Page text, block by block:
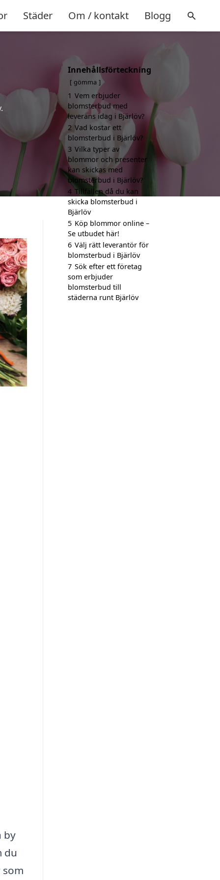
Städer Om / kontakt Blogg
by
du
Innehållsförteckning
gömma
1 Vem erbjuder
blomsterbud med
leverans idag i Bjärlöv?
2 Vad kostar ett
blomsterbud i Bjärlöv?
3 Vilka typer av
blommor och presenter
kan skickas med
blomsterbud i Bjärlöv?
4 Tillfällen då du kan
skicka blomsterbud i
Bjärlöv
5 Köp blommor online –
Se utbudet här!
6 Välj rätt leverantör för
blomsterbud i Bjärlöv
7 Sök efter ett företag
som erbjuder
blomsterbud till
städerna runt Bjärlöv